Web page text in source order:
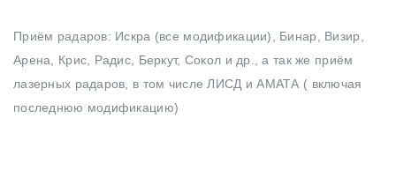
Приём радаров: Искра (все модификации), Бинар, Визир,
Арена, Крис, Радис, Беркут, Сокол и др., а так же приём
лазерных радаров, в том числе ЛИСД и АМАТА ( включая
последнюю модификацию)